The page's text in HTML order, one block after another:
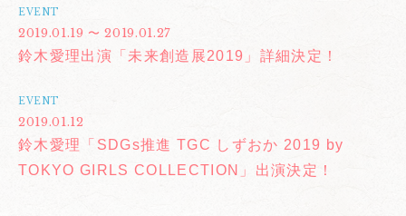
EVENT
2019.01.19 〜 2019.01.27
鈴木愛理出演「未来創造展2019」詳細決定！
EVENT
2019.01.12
鈴木愛理「SDGs推進 TGC しずおか 2019 by
TOKYO GIRLS COLLECTION」出演決定！